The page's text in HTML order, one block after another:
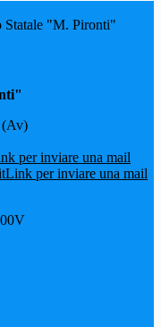
Statale "M. Pironti"
(Av)
per inviare una mail
Link per inviare una mail